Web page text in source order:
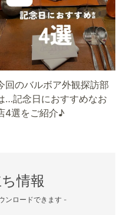
回のバルボア外観探訪部
…記念日におすすめなお
4選をご紹介♪
情報
ンロードできます -